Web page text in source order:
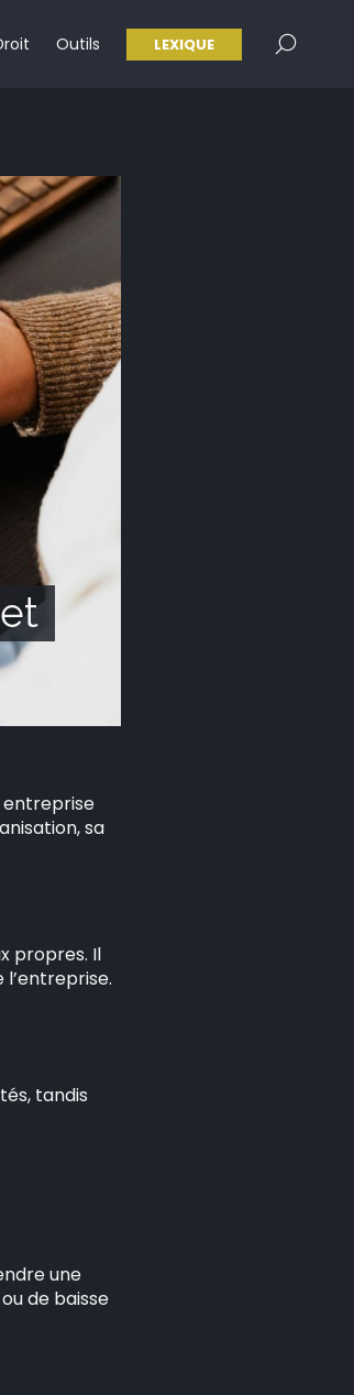
entreprise
sa
propres. Il
tandis
une
de baisse
Outils LEXIQUE